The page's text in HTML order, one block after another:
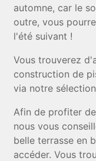
automne, car le
outre, vous
l'été suivant !
Vous trouverez
construction de
via notre
Afin de profiter
nous vous
belle terrasse en
accéder. Vous